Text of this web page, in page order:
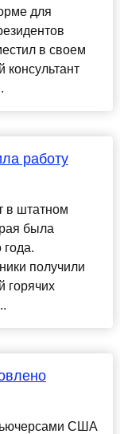
для
в своем
работу
в штатном
была
получили
горячих
США